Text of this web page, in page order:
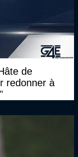
de
redonner à